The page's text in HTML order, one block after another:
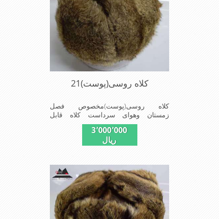
کلاه روسی(پوست)21
کلاه روسی(پوست)مخصوص فصل
زمستان وهوای سرداست کلاه قابل
استفاده درسایزهای 58-59می باشد(فری
سایز)وجنس این کلاه ازپوست طبیی(خَز)
تهیه شده است وآستری آن ازجنس ساتن
دلیل به راحتی درسوزهای سردزمستانی
تمامی سروپشت گردن روگرم نگاه می
دارد
3٬000٬000
ریال